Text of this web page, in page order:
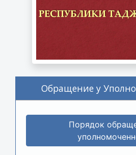
Обращение у
Порядок